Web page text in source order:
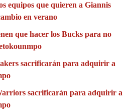
equipos que quieren a Giannis
en verano
que hacer los Bucks para no
sacrificarán para adquirir a
sacrificarán para adquirir a